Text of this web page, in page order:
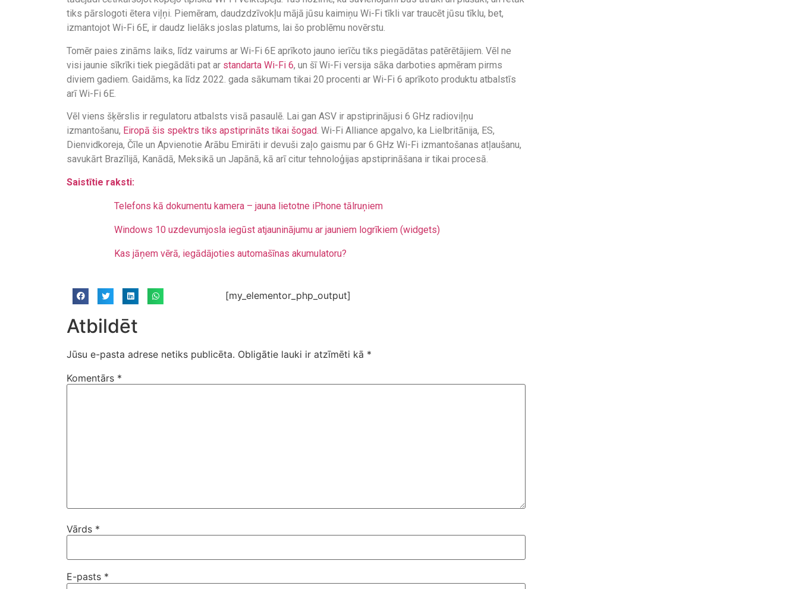
tiks pārslogoti ētera viļņi. Piemēram, daudzdzīvokļu mājā jūsu kaimiņu Wi-Fi tīkli var traucēt jūsu tīklu, bet,
izmantojot Wi-Fi 6E, ir daudz lielāks joslas platums, lai šo problēmu novērstu.
Tomēr paies zināms laiks, līdz vairums ar Wi-Fi 6E aprīkoto jauno ierīču tiks piegādātas patērētājiem. Vēl ne
visi jaunie sīkrīki tiek piegādāti pat ar standarta Wi-Fi 6, un šī Wi-Fi versija sāka darboties apmēram pirms
diviem gadiem. Gaidāms, ka līdz 2022. gada sākumam tikai 20 procenti ar Wi-Fi 6 aprīkoto produktu atbalstīs
arī Wi-Fi 6E.
Vēl viens šķērslis ir regulatoru atbalsts visā pasaulē. Lai gan ASV ir apstiprinājusi 6 GHz radioviļņu
izmantošanu, Eiropā šis spektrs tiks apstiprināts tikai šogad. Wi-Fi Alliance apgalvo, ka Lielbritānija, ES,
Dienvidkoreja, Čīle un Apvienotie Arābu Emirāti ir devuši zaļo gaismu par 6 GHz Wi-Fi izmantošanas atļaušanu,
savukārt Brazīlijā, Kanādā, Meksikā un Japānā, kā arī citur tehnoloģijas apstiprināšana ir tikai procesā.
Saistītie raksti:
Telefons kā dokumentu kamera – jauna lietotne iPhone tālruņiem
Windows 10 uzdevumjosla iegūst atjauninājumu ar jauniem logrīkiem (widgets)
Kas jāņem vērā, iegādājoties automašīnas akumulatoru?
[my_elementor_php_output]
Atbildēt
Jūsu e-pasta adrese netiks publicēta. Obligātie lauki ir atzīmēti kā *
Komentārs *
Vārds *
E-pasts *